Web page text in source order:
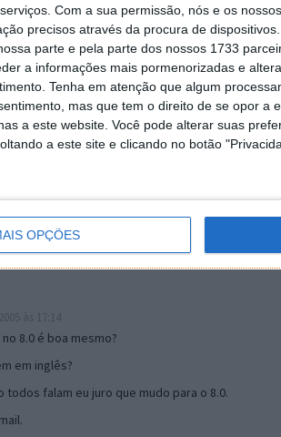
Com a sua permissão, nós e os
precisos através da procura de
parte e pela parte dos nossos 1733
a informações mais pormenorizadas e
Tenha em atenção que algum
mas que tem o direito de se opor a
a este website. Você pode alterar suas
a este site e clicando no botão
OPÇÕES
mail algum.
17:00
8.0 é boa mesmo?
em inglês?
falam eu juro que mudo para o 8.0.